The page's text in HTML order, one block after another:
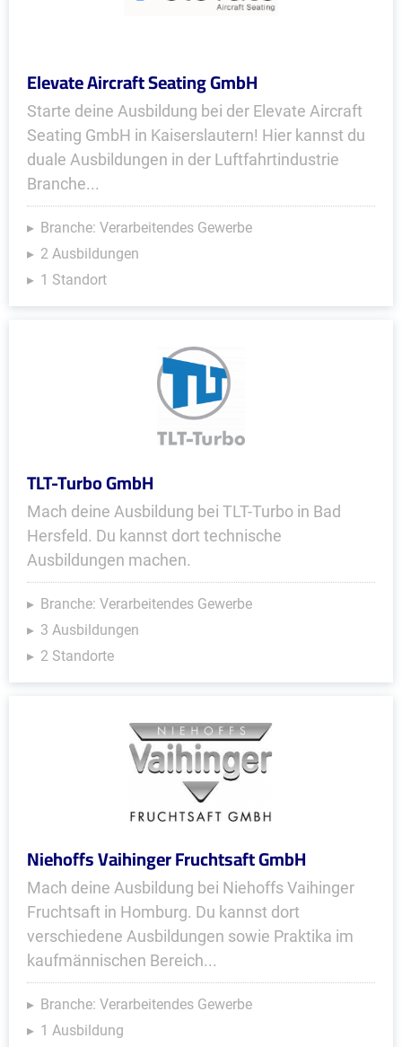
Elevate Aircraft Seating GmbH
Starte deine Ausbildung bei der Elevate Aircraft
Seating GmbH in Kaiserslautern! Hier kannst du
duale Ausbildungen in der Luftfahrtindustrie
Branche...
Branche: Verarbeitendes Gewerbe
2 Ausbildungen
1 Standort
TLT-Turbo GmbH
Mach deine Ausbildung bei TLT-Turbo in Bad
Hersfeld. Du kannst dort technische
Ausbildungen machen.
Branche: Verarbeitendes Gewerbe
3 Ausbildungen
2 Standorte
Niehoffs Vaihinger Fruchtsaft GmbH
Mach deine Ausbildung bei Niehoffs Vaihinger
Fruchtsaft in Homburg. Du kannst dort
verschiedene Ausbildungen sowie Praktika im
kaufmännischen Bereich...
Branche: Verarbeitendes Gewerbe
1 Ausbildung